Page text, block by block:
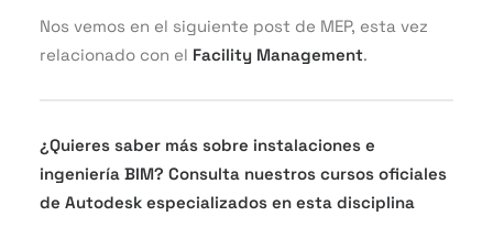
Nos vemos en el siguiente post de MEP, esta vez
relacionado con el Facility Management.
¿Quieres saber más sobre instalaciones e
ingeniería BIM? Consulta nuestros cursos oficiales
de Autodesk especializados en esta disciplina